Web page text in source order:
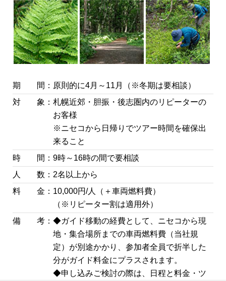
期 間： 原則的に4月～11月（※冬期は要相談）
対 象： 札幌近郊・胆振・後志圏内のリピーターの
お客様
※ニセコから日帰りでツアー時間を確保出
来ること
時 間： 9時～16時の間で要相談
人 数： 2名以上から
料 金： 10,000円/人（＋車両燃料費）
（※リピーター割は適用外）
備 考： ◆ガイド移動の経費として、ニセコから現
地・集合場所までの車両燃料費（当社規
定）が別途かかり、参加者全員で折半した
分がガイド料金にプラスされます。
◆申し込みご検討の際は、日程と料金・ツ